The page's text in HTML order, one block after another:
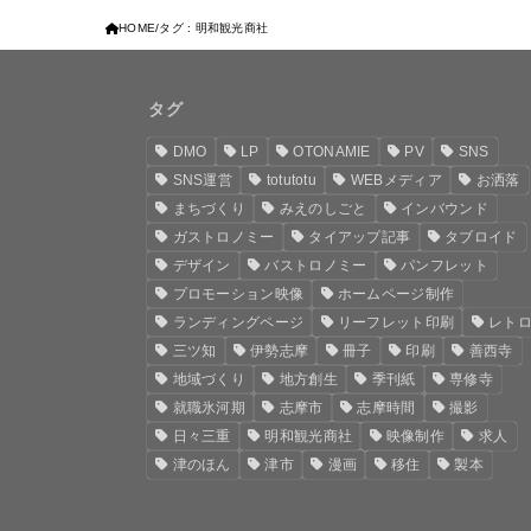
HOME タグ : 明和観光商社
タグ
DMO LP OTONAMIE PV
SNS
SNS運営
totutotu WEBメディア
お洒落
まちづくり
みえのしごと
インバウンド
ガストロノミー
タイアップ記事
タブロイド
デザイン
バストロノミー
パンフレット
プロモーション映像
ホームページ制作
ランディングページ
リーフレット印刷
レトロ
三ツ知
伊勢志摩 冊子 印刷
善西寺
地域づくり
地方創生 季刊紙
専修寺
就職氷河期
志摩市 志摩時間
撮影
日々三重
明和観光商社 映像制作
求人
津のほん
津市 漫画 移住 製本